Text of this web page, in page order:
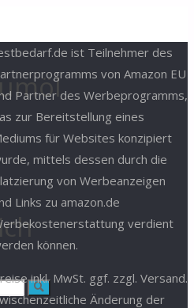
Suche
ist Teilnehmer des
von Amazon EU
Partner des Werbeprogramms,
zur Bereitstellung eines
für Websites konzipiert
mittels dessen durch die
von Werbeanzeigen
Links zu amazon.de
verdient
können.
inkl. MwSt. ggf. zzgl. Versand.
Änderung der